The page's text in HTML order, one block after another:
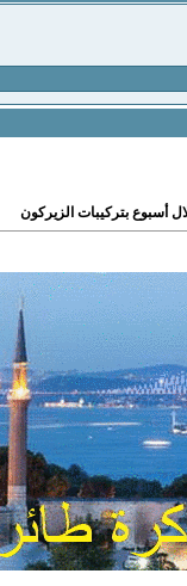
أسبوع بتركيبات الزيركون